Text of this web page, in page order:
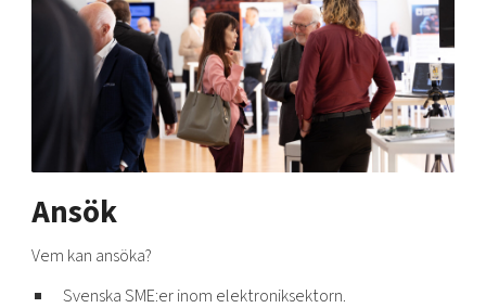
Ansök
Vem kan ansöka?
Svenska SME:er inom elektroniksektorn.